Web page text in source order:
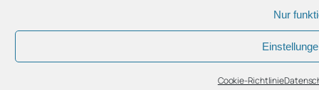
Nur
Cookie-Richtlinie